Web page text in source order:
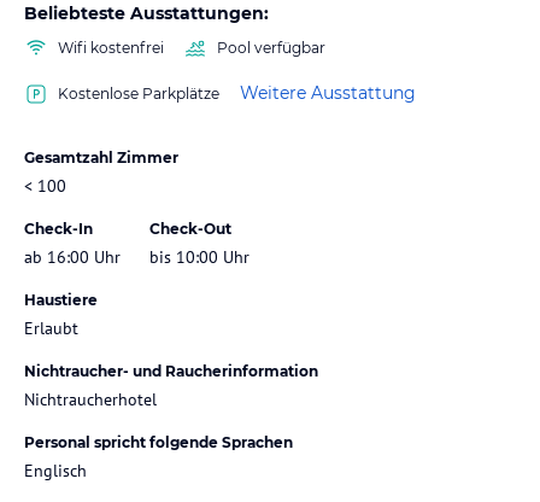
Beliebteste Ausstattungen:
Wifi kostenfrei Pool verfügbar
Kostenlose Parkplätze Weitere Ausstattung
Gesamtzahl Zimmer
< 100
Check-In
ab 16:00 Uhr
Check-Out
bis 10:00 Uhr
Haustiere
Erlaubt
Nichtraucher- und Raucherinformation
Nichtraucherhotel
Personal spricht folgende Sprachen
Englisch